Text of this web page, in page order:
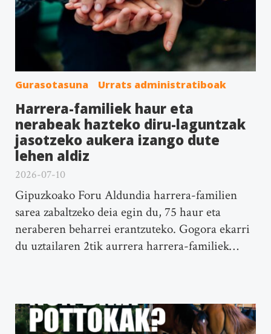
Gurasotasuna Urrats administratiboak
Harrera-familiek haur eta
nerabeak hazteko diru-laguntzak
jasotzeko aukera izango dute
lehen aldiz
2026-07-10
Gipuzkoako Foru Aldundia harrera-familien
sarea zabaltzeko deia egin du, 75 haur eta
neraberen beharrei erantzuteko. Gogora ekarri
du uztailaren 2tik aurrera harrera-familiek…